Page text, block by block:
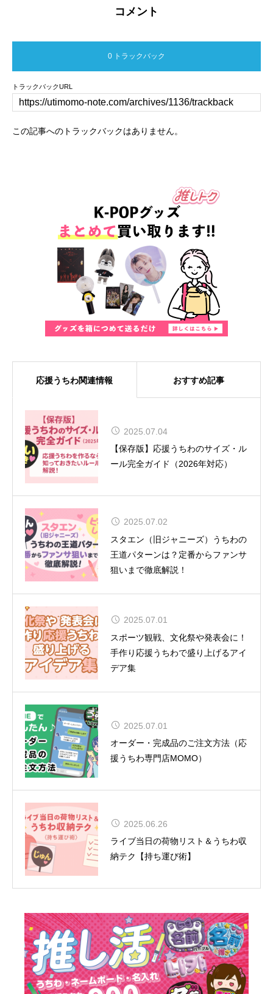
コメント
0 トラックバック
トラックバックURL
この記事へのトラックバックはありません。
応援うちわ関連情報 おすすめ記事
2025.07.04
【保存版】応援うちわのサイズ・ル
ール完全ガイド（2026年対応）
2025.07.02
スタエン（旧ジャニーズ）うちわの
王道パターンは？定番からファンサ
狙いまで徹底解説！
2025.07.01
スポーツ観戦、文化祭や発表会に！
手作り応援うちわで盛り上げるアイ
デア集
2025.07.01
オーダー・完成品のご注文方法（応
援うちわ専門店MOMO）
2025.06.26
ライブ当日の荷物リスト＆うちわ収
納テク【持ち運び術】
MUSE、8年ぶりの来日が決定！大
阪では『SONIC EXPO 2025』のヘ
ッドライナーとして特別公演を実施
舞台『呪術廻戦』-懐玉・玉折- 全キ
ャスト＆ビジュアル解禁！
CUTIE STREET 初の全国ツアー12
都市15公演
夏uuu祭（なつまつり）開催
松田聖子、通算54作目のアルバムが
TOP10入り！女性歴代1位タイの快
挙達成